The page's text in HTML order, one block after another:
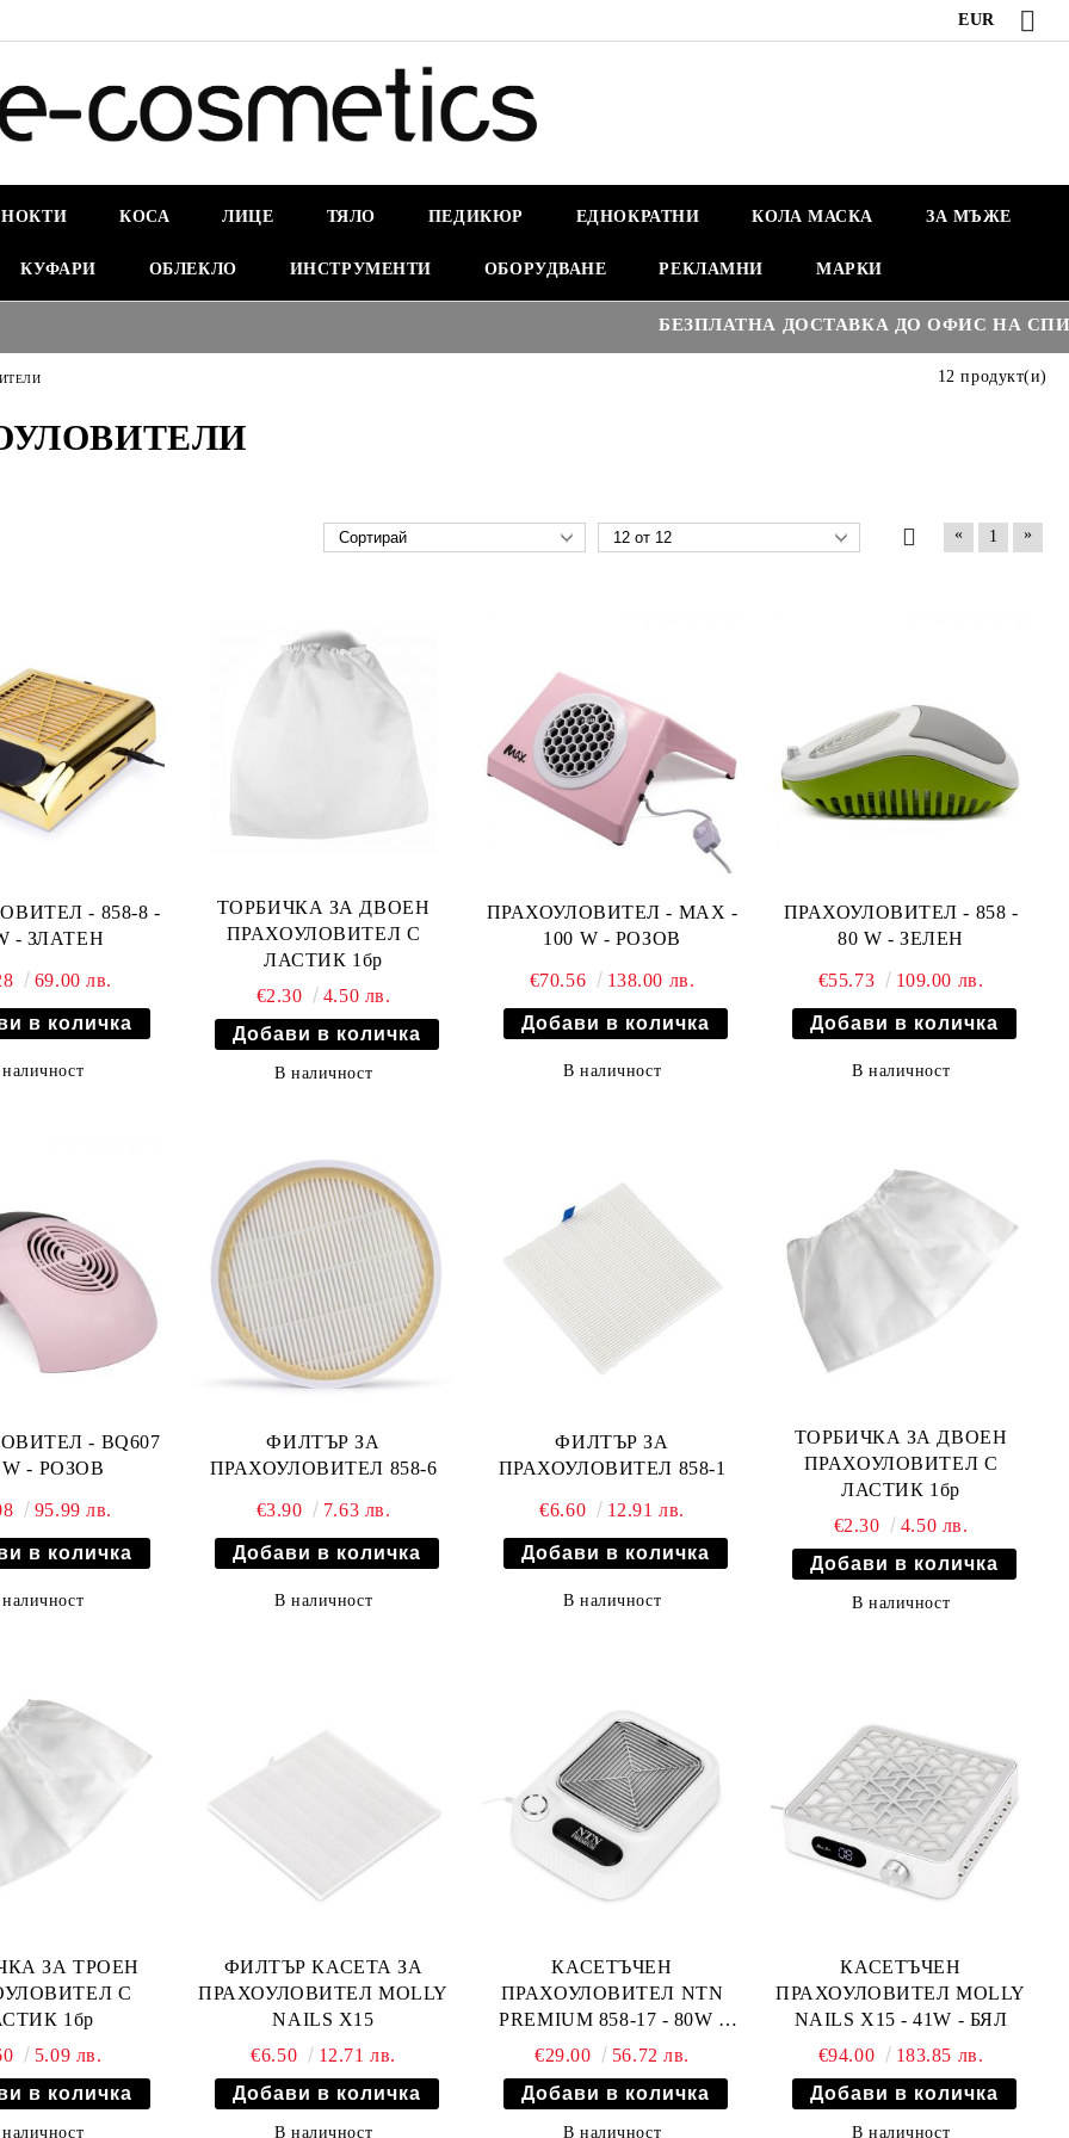
EUR
НОКТИ КОСА ЛИЦЕ ТЯЛО ПЕДИКЮР ЕДНОКРАТНИ КОЛА МАСКА ЗА МЪЖЕ
КУФАРИ ОБЛЕКЛО ИНСТРУМЕНТИ ОБОРУДВАНЕ РЕКЛАМНИ МАРКИ
БЕЗПЛАТНА ДОСТАВКА ДО ОФИС НА СПИДИ
12 продукт(и)
« 1 »
- 858-8 -
- ЗЛАТЕН
69.00 лв.
ТОРБИЧКА ЗА ДВОЕН
ПРАХОУЛОВИТЕЛ С
ЛАСТИК 1бр
€2.30
4.50 лв.
В наличност
ПРАХОУЛОВИТЕЛ - MAX -
100 W - РОЗОВ
€70.56 138.00 лв.
В наличност
ПРАХОУЛОВИТЕЛ - 858 -
80 W - ЗЕЛЕН
€55.73 109.00 лв.
В наличност
- BQ607
W - РОЗОВ
95.99 лв.
ФИЛТЪР ЗА
ПРАХОУЛОВИТЕЛ 858-6
€3.90 7.63 лв.
В наличност
ФИЛТЪР ЗА
ПРАХОУЛОВИТЕЛ 858-1
€6.60 12.91 лв.
В наличност
ТОРБИЧКА ЗА ДВОЕН
ПРАХОУЛОВИТЕЛ С
ЛАСТИК 1бр
€2.30
4.50 лв.
В наличност
ЗА ТРОЕН
С
1бр
5.09 лв.
ФИЛТЪР КАСЕТА ЗА
ПРАХОУЛОВИТЕЛ MOLLY
NAILS X15
€6.50
12.71 лв.
В наличност
КАСЕТЪЧЕН
ПРАХОУЛОВИТЕЛ NTN
PREMIUM 858-17 - 80W -
БЯЛ
€29.00 56.72 лв.
В наличност
КАСЕТЪЧЕН
ПРАХОУЛОВИТЕЛ MOLLY
NAILS X15 - 41W - БЯЛ
€94.00
183.85 лв.
В наличност